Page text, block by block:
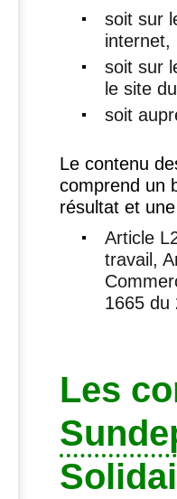
soit sur
internet,
soit sur
le site
soit
Le contenu
comprend un
résultat et
Article
travail,
1665 du
Les